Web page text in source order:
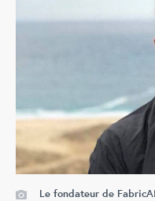
Le fondateur de